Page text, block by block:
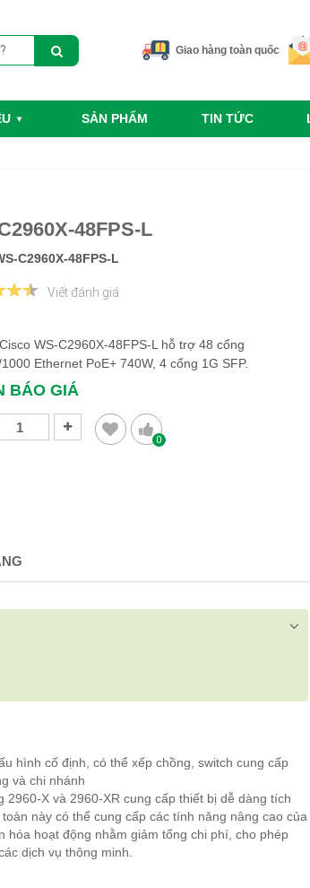
Giao hàng toàn quốc
SẢN PHẨM TIN TỨC
48FPS-L
C2960X-48FPS-L
Viết đánh giá
WS-C2960X-48FPS-L hỗ trợ 48 cổng
Ethernet PoE+ 740W, 4 cổng 1G SFP.
BÁO GIÁ
0
hình cố định, có thể xếp chồng, switch cung cấp
và chi nhánh
X và 2960-XR cung cấp thiết bị dễ dàng tích
này có thể cung cấp các tính năng nâng cao của
hoạt động nhằm giảm tổng chi phí, cho phép
dịch vụ thông minh.